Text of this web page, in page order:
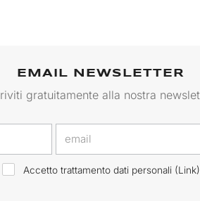
EMAIL NEWSLETTER
gratuitamente alla nostra
Accetto trattamento dati personali (Link)